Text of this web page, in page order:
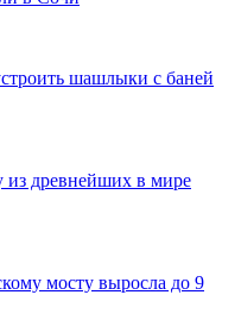
шашлыки с баней
древнейших в мире
мосту выросла до 9